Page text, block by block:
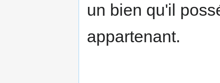
un bien qu'il
appartenant.